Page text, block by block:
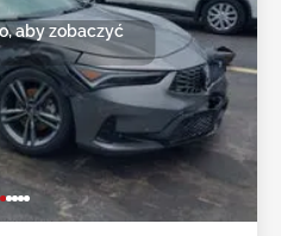
aby zobaczyć